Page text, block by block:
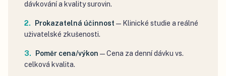
dávkování a kvality surovin.
Prokazatelná účinnost — Klinické studie a reálné
uživatelské zkušenosti.
Poměr cena/výkon —Cena za denní dávku vs.
celková kvalita.